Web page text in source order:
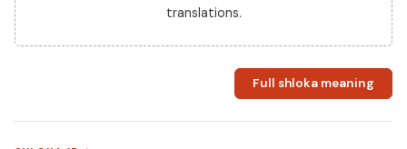
translations.
Full shloka meaning